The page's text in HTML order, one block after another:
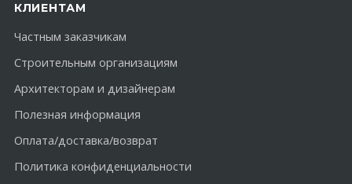
КЛИЕНТАМ
Частным заказчикам
Строительным организациям
Архитекторам и дизайнерам
Полезная информация
Оплата/доставка/возврат
Политика конфиденциальности